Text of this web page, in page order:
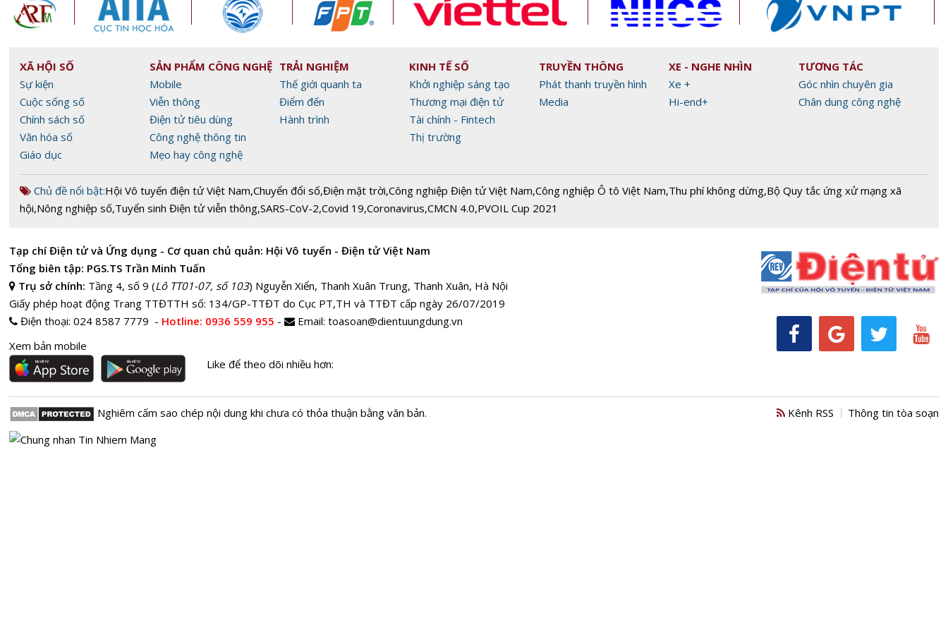
XÃ HỘI SỐ
Sự kiện
Cuộc sống số
Chính sách số
Văn hóa số
Giáo dục
SẢN PHẨM CÔNG NGHỆ
Mobile
Viễn thông
Điện tử tiêu dùng
Công nghệ thông tin
Mẹo hay công nghệ
TRẢI NGHIỆM
Thế giới quanh ta
Điểm đến
Hành trình
KINH TẾ SỐ
Khởi nghiệp sáng tạo
Thương mại điện tử
Tài chính - Fintech
Thị trường
TRUYỀN THÔNG
Phát thanh truyền hình
Media
XE - NGHE NHÌN
Xe +
Hi-end+
TƯƠNG TÁC
Góc nhìn chuyên gia
Chân dung công nghệ
Chủ đề nổi bật:Hội Vô tuyến điện tử Việt Nam,Chuyển đổi số,Điện mặt trời,Công nghiệp Điện tử Việt Nam,Công nghiệp Ô tô Việt Nam,Thu phí không dừng,Bộ Quy tắc ứng xử mạng xã
hội,Nông nghiệp số,Tuyển sinh Điện tử viễn thông,SARS-CoV-2,Covid 19,Coronavirus,CMCN 4.0,PVOIL Cup 2021
Tạp chí Điện tử và Ứng dụng - Cơ quan chủ quản: Hội Vô tuyến - Điện tử Việt Nam
Tổng biên tập: PGS.TS Trần Minh Tuấn
Trụ sở chính: Tầng 4, số 9 (Lô TT01-07, số 103) Nguyễn Xiển, Thanh Xuân Trung, Thanh Xuân, Hà Nội
Giấy phép hoạt động Trang TTĐTTH số: 134/GP-TTĐT do Cục PT,TH và TTĐT cấp ngày 26/07/2019
Điện thoại: 024 8587 7779 - Hotline: 0936 559 955 - Email: toasoan@dientuungdung.vn
Xem bản mobile
Like để theo dõi nhiều hơn:
Nghiêm cấm sao chép nội dung khi chưa có thỏa thuận bằng văn bản. Kênh RSS Thông tin tòa soạn